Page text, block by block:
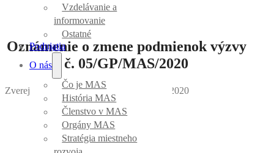
Vzdelávanie a
informovanie
Ostatné
Podujatia
O nás
Čo je MAS
História MAS
Členstvo v MAS
Orgány MAS
Stratégia miestneho
Oznámenie o zmene podmienok výzvy
č. 05/GP/MAS/2020
Zverejnila Mirka Vargová｜ Dátum: 20.11.2020